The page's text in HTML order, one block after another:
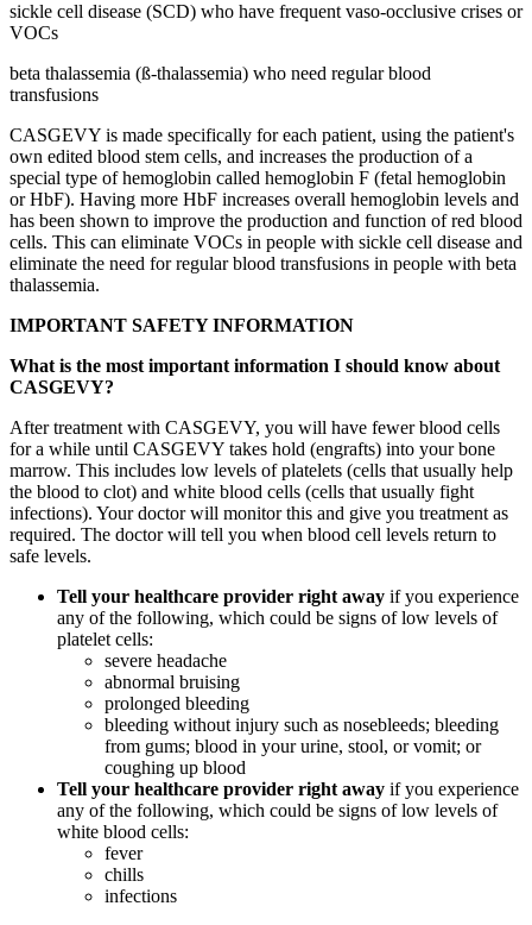
sickle cell disease (SCD) who have frequent vaso-occlusive crises or
VOCs
beta thalassemia (ß-thalassemia) who need regular blood
transfusions
CASGEVY is made specifically for each patient, using the patient's
own edited blood stem cells, and increases the production of a
special type of hemoglobin called hemoglobin F (fetal hemoglobin
or HbF). Having more HbF increases overall hemoglobin levels and
has been shown to improve the production and function of red blood
cells. This can eliminate VOCs in people with sickle cell disease and
eliminate the need for regular blood transfusions in people with beta
thalassemia.
IMPORTANT SAFETY INFORMATION
What is the most important information I should know about
CASGEVY?
After treatment with CASGEVY, you will have fewer blood cells
for a while until CASGEVY takes hold (engrafts) into your bone
marrow. This includes low levels of platelets (cells that usually help
the blood to clot) and white blood cells (cells that usually fight
infections). Your doctor will monitor this and give you treatment as
required. The doctor will tell you when blood cell levels return to
safe levels.
Tell your healthcare provider right away if you experience
any of the following, which could be signs of low levels of
platelet cells:
severe headache
abnormal bruising
prolonged bleeding
bleeding without injury such as nosebleeds; bleeding
from gums; blood in your urine, stool, or vomit; or
coughing up blood
Tell your healthcare provider right away if you experience
any of the following, which could be signs of low levels of
white blood cells:
fever
chills
infections